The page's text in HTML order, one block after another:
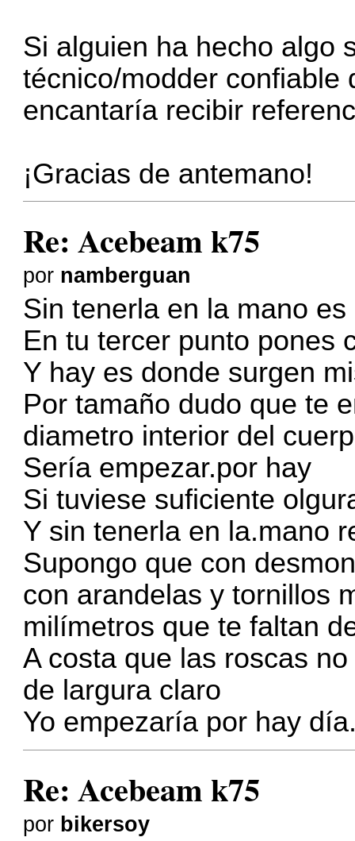
Si alguien ha hecho algo
técnico/modder confiable
encantaría recibir
¡Gracias de antemano!
Re: Acebeam k75
por namberguan
Sin tenerla en la mano
En tu tercer punto pones
Y hay es donde surgen
Por tamaño dudo que te
diametro interior del
Sería empezar.por hay
Si tuviese suficiente
Y sin tenerla en la.mano
Supongo que con
con arandelas y tornillos
milímetros que te faltan
A costa que las roscas
de largura claro
Yo empezaría por hay
Re: Acebeam k75
por bikersoy